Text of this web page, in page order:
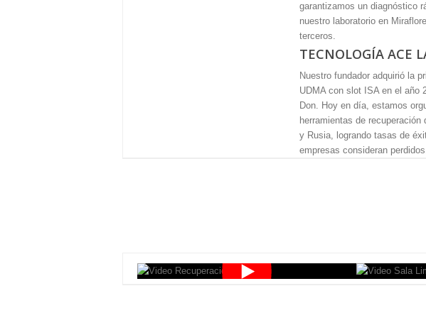
garantizamos un diagnóstico
nuestro laboratorio en
terceros.
TECNOLOGÍA ACE
Nuestro fundador adquirió la
UDMA con slot ISA en el año
Don. Hoy en día, estamos
herramientas de
y Rusia, logrando tasas de
empresas consideran